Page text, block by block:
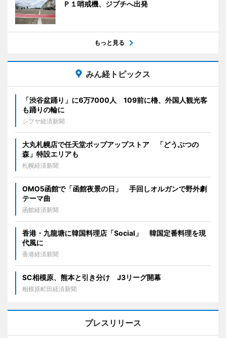
Ｐ１哨戒機、ジブチへ出発
もっと見る
みん経トピックス
「渋谷盆踊り」に6万7000人 109前に櫓、外国人観光客
も踊りの輪に
シブヤ経済新聞
大丸札幌店で任天堂ポップアップストア 「どうぶつの
森」特設エリアも
札幌経済新聞
OMO5函館で「函館夜景の日」 手回しオルガンで野外劇
テーマ曲
函館経済新聞
香港・九龍塘に韓国料理店「Social」 韓国定番料理を現
代風に
香港経済新聞
SC相模原、熊本と引き分け J3リーグ開幕
相模原町田経済新聞
プレスリリース